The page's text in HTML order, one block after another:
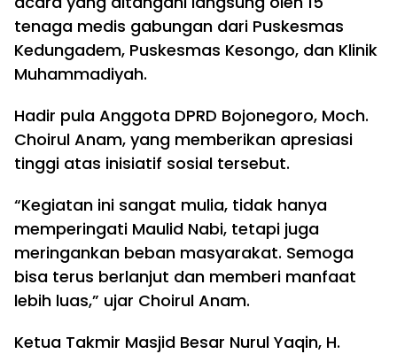
tenaga medis gabungan dari Puskesmas
Kedungadem, Puskesmas Kesongo, dan Klinik
Muhammadiyah.
Hadir pula Anggota DPRD Bojonegoro, Moch.
Choirul Anam, yang memberikan apresiasi
tinggi atas inisiatif sosial tersebut.
“Kegiatan ini sangat mulia, tidak hanya
memperingati Maulid Nabi, tetapi juga
meringankan beban masyarakat. Semoga
bisa terus berlanjut dan memberi manfaat
lebih luas,” ujar Choirul Anam.
Ketua Takmir Masjid Besar Nurul Yaqin, H.